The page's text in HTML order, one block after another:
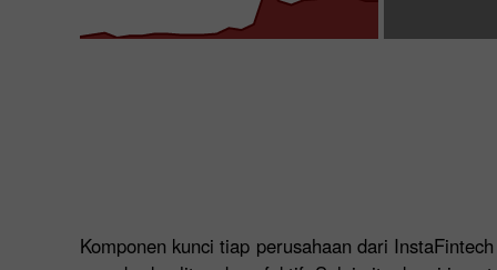
Komponen kunci tiap perusahaan dari